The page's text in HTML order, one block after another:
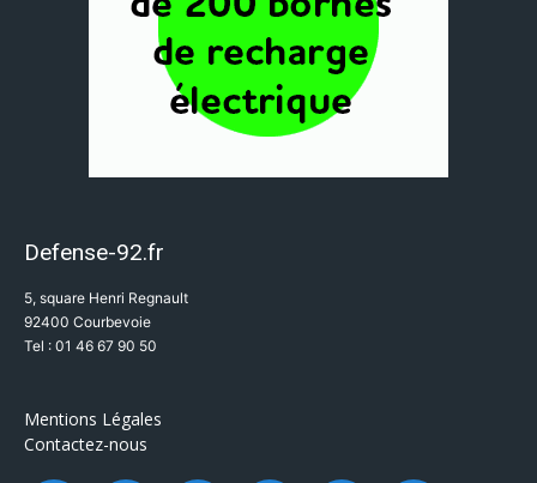
Defense-92.fr
5, square Henri Regnault
92400 Courbevoie
Tel : 01 46 67 90 50
Mentions Légales
Contactez-nous